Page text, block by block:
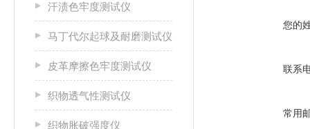
汗渍色牢度测试仪
马丁代尔起球及耐磨测试仪
皮革摩擦色牢度测试仪
织物透气性测试仪
织物胀破强度仪
您的
联系
常用